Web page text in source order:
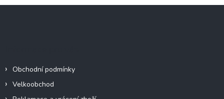
Obchodní podmínky
Velkoobchod